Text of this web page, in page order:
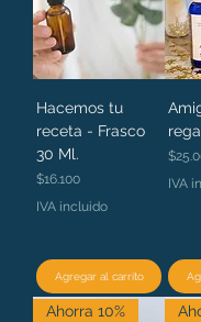
Hacemos tu
receta - Frasco
30 Ml.
Precio
$16.100
IVA incluido
Agregar al carrito
IVA
Ahorra 10%